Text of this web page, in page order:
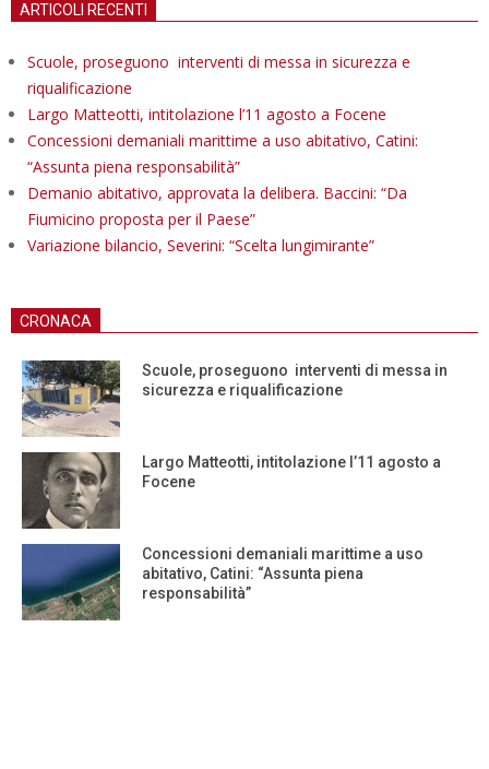
ARTICOLI RECENTI
Scuole, proseguono interventi di messa in sicurezza e
riqualificazione
Largo Matteotti, intitolazione l’11 agosto a Focene
Concessioni demaniali marittime a uso abitativo, Catini:
“Assunta piena responsabilità”
Demanio abitativo, approvata la delibera. Baccini: “Da
Fiumicino proposta per il Paese”
Variazione bilancio, Severini: “Scelta lungimirante”
CRONACA
Scuole, proseguono interventi di messa in
sicurezza e riqualificazione
Largo Matteotti, intitolazione l’11 agosto a
Focene
Concessioni demaniali marittime a uso
abitativo, Catini: “Assunta piena
responsabilità”